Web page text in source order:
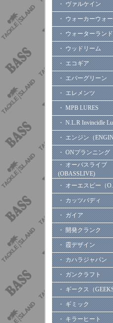
・ ヴァルケイン
・ ウォーカーウォ
・ ウォーターランド
・ ウッドリーム
・ エコギア
・ エバーグリーン
・ エレメンツ
・ MPB LURES
・ N.L.R Invincidle
・ エンジン（
・ ONプランニング
・ オーバスライブ
(OBASSLIVE)
・ オーエスピー（
・ カッツバディ
・ ガイア
・ 開発クランク
・ 霞デザイン
・ カハラジャパン
・ ガンクラフト
・ ギークス（GEEKS
・ ギミック
・ キラーヒート